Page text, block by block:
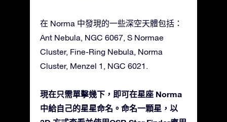
在 Norma 中發現的一些深空天體包括：
Ant Nebula, NGC 6067, S Normae
Cluster, Fine-Ring Nebula, Norma
Cluster, Menzel 1, NGC 6021.
現在只需單擊幾下，即可在星座 Norma
中給自己的星星命名。命名一顆星，以